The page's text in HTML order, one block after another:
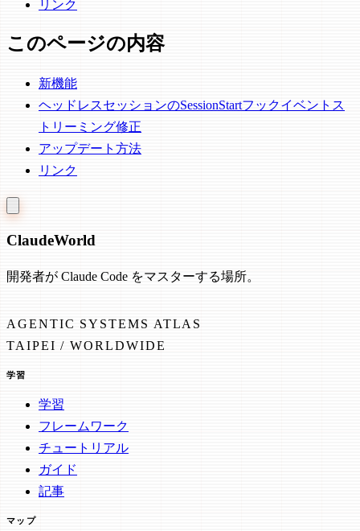
リンク
このページの内容
新機能
ヘッドレスセッションのSessionStartフックイベントス
トリーミング修正
アップデート方法
リンク
ClaudeWorld
開発者が Claude Code をマスターする場所。
AGENTIC SYSTEMS ATLAS
TAIPEI / WORLDWIDE
学習
学習
フレームワーク
チュートリアル
ガイド
記事
マップ